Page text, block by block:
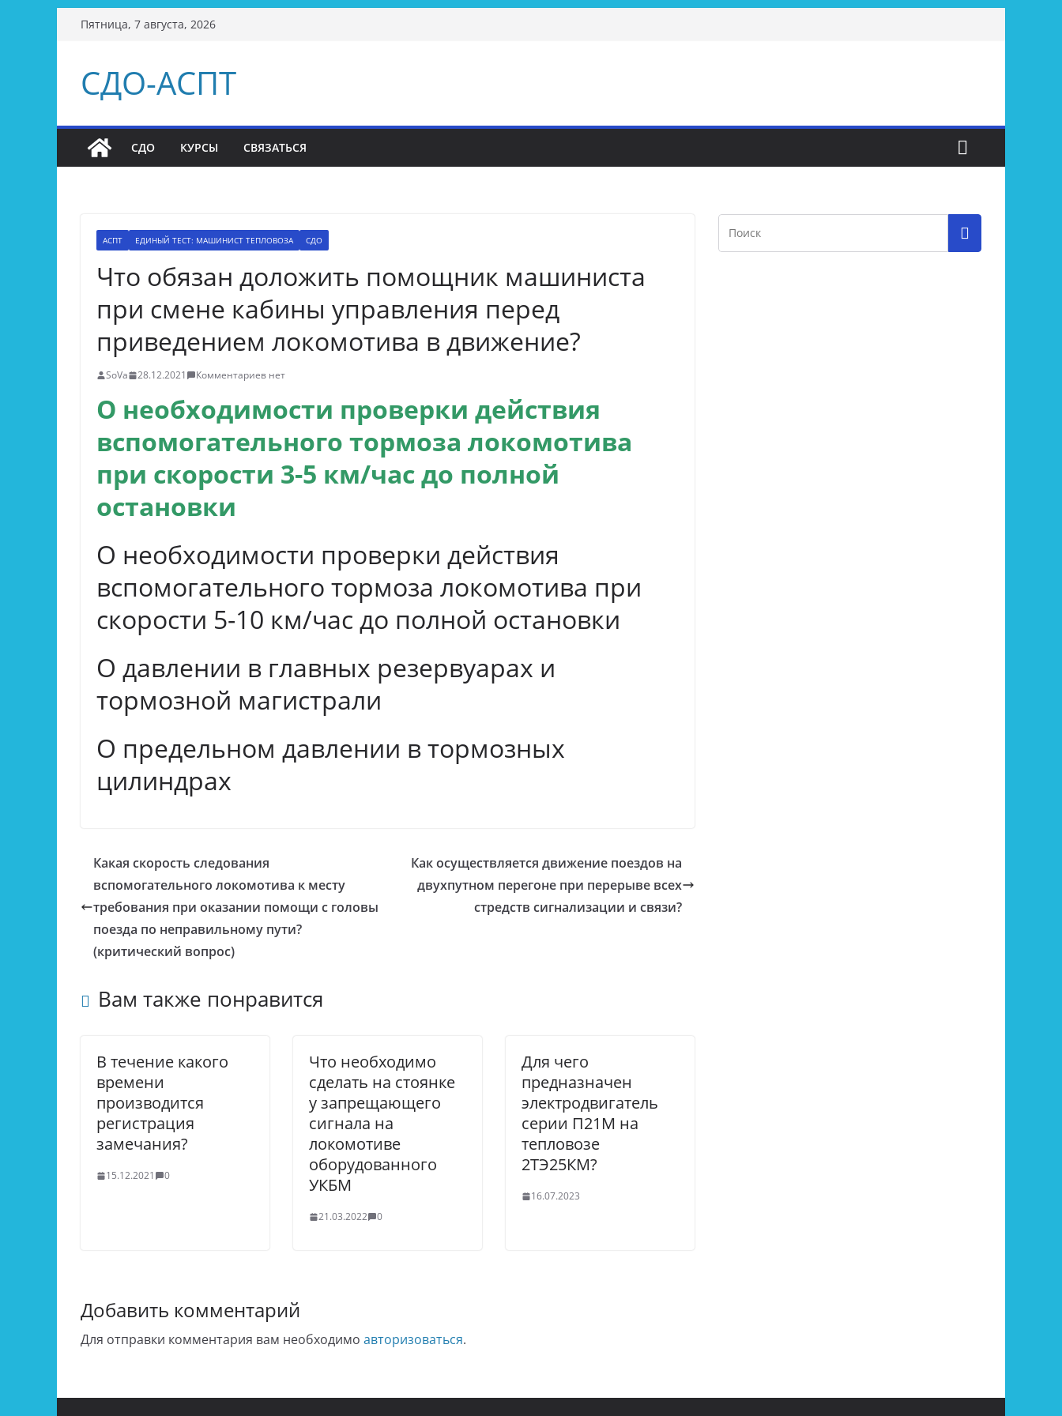
Перейти
Пятница, 7 августа, 2026
СДО-АСПТ
СДО КУРСЫ СВЯЗАТЬСЯ
АСПТ ЕДИНЫЙ ТЕСТ: МАШИНИСТ ТЕПЛОВОЗА СДО
Что обязан доложить помощник машиниста
при смене кабины управления перед
приведением локомотива в движение?
SoVa 28.12.2021 Комментариев нет
О необходимости проверки действия
вспомогательного тормоза локомотива
при скорости 3-5 км/час до полной
остановки
О необходимости проверки действия
вспомогательного тормоза локомотива при
скорости 5-10 км/час до полной остановки
О давлении в главных резервуарах и
тормозной магистрали
О предельном давлении в тормозных
цилиндрах
Какая скорость следования
вспомогательного локомотива к месту
требования при оказании помощи с головы
поезда по неправильному пути?
(критический вопрос)
Как осуществляется движение поездов на
двухпутном перегоне при перерыве всех
стредств сигнализации и связи?
Вам также понравится
В течение какого
времени
производится
регистрация
замечания?
15.12.2021 0
Что необходимо
сделать на стоянке
у запрещающего
сигнала на
локомотиве
оборудованного
УКБМ
21.03.2022 0
Для чего
предназначен
электродвигатель
серии П21М на
тепловозе
2ТЭ25КМ?
16.07.2023
Добавить комментарий
Для отправки комментария вам необходимо авторизоваться.